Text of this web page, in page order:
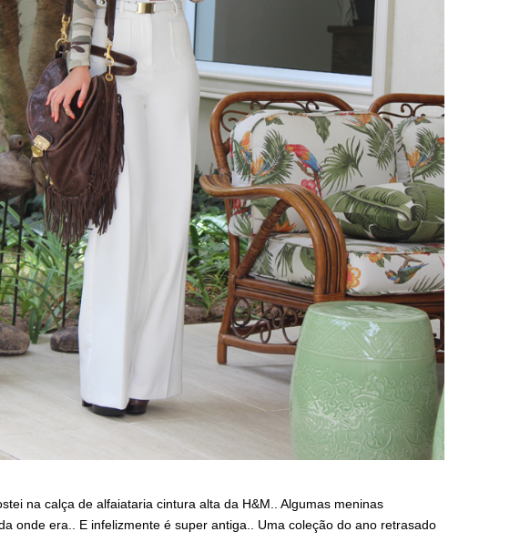
na calça de alfaiataria cintura alta da H&M.. Algumas meninas
onde era.. E infelizmente é super antiga.. Uma coleção do ano retrasado